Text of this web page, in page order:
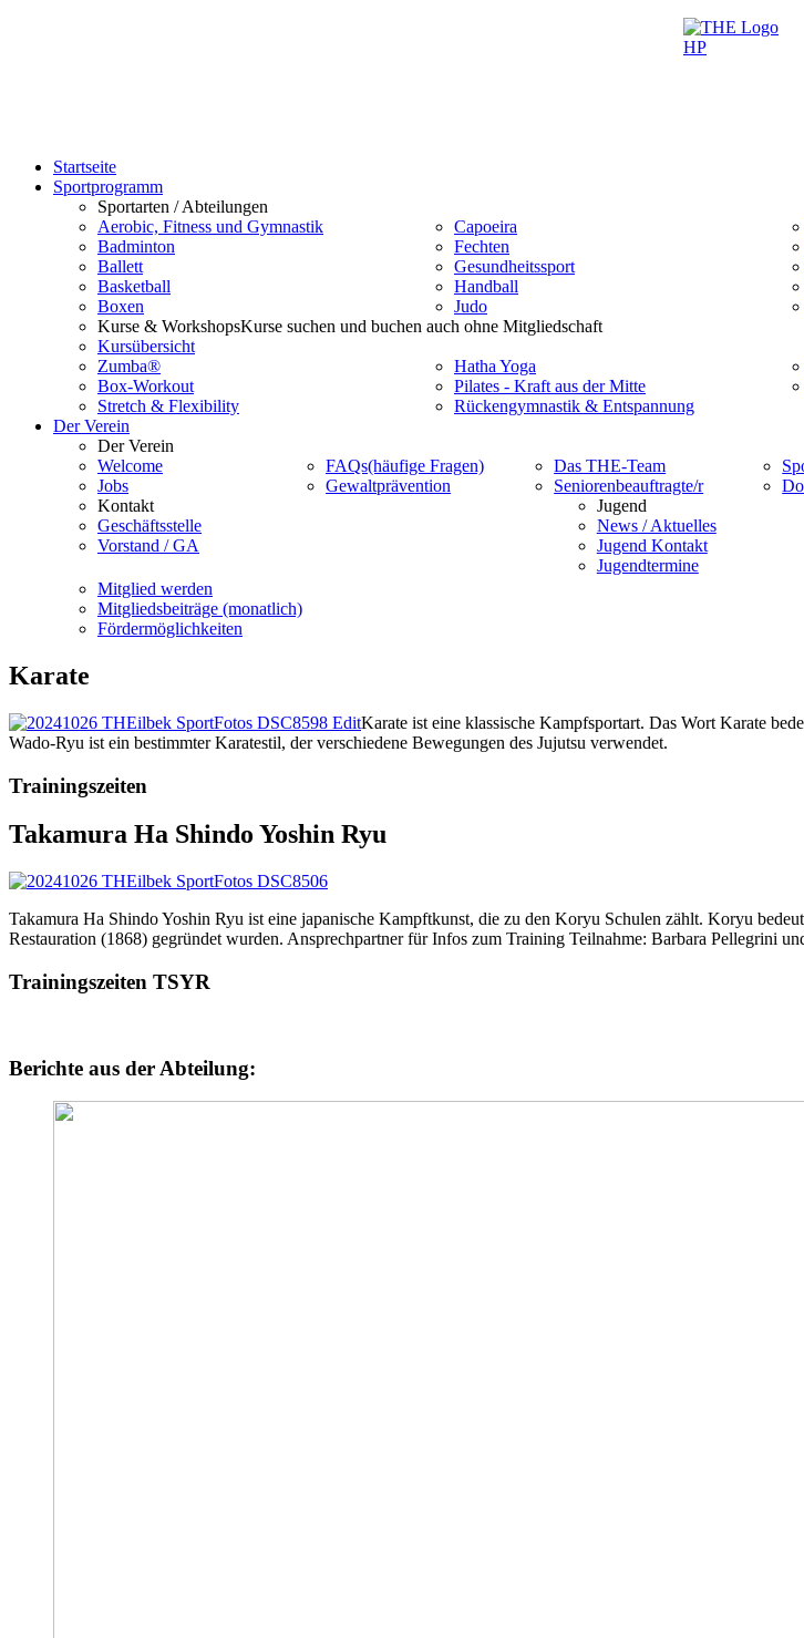
Startseite
Sportprogramm
Sportarten / Abteilungen
Aerobic, Fitness und Gymnastik
Badminton
Ballett
Basketball
Boxen
Capoeira
Fechten
Gesundheitssport
Handball
Judo
Kurse & WorkshopsKurse suchen und buchen auch ohne Mitgliedschaft
Kursübersicht
Zumba®
Box-Workout
Stretch & Flexibility
Hatha Yoga
Pilates - Kraft aus der Mitte
Rückengymnastik & Entspannung
Der Verein
Der Verein
Welcome
FAQs(häufige Fragen) Das THE-Team
Jobs
Gewaltprävention Seniorenbeauftragte/r
Kontakt
Geschäftsstelle
Vorstand / GA
Jugend
News / Aktuelles
Jugend Kontakt
Jugendtermine
Mitglied werden
Mitgliedsbeiträge (monatlich)
Fördermöglichkeiten
Karate
Karate ist eine klassische Kampfsportart. Das Wort Karate
Wado-Ryu ist ein bestimmter Karatestil, der verschiedene Bewegungen des Jujutsu verwendet.
Trainingszeiten
Takamura Ha Shindo Yoshin Ryu
Takamura Ha Shindo Yoshin Ryu ist eine japanische Kampftkunst, die zu den Koryu Schulen zählt. Koryu
Restauration (1868) gegründet wurden. Ansprechpartner für Infos zum Training Teilnahme: Barbara Pellegrini
Trainingszeiten TSYR
Berichte aus der Abteilung: